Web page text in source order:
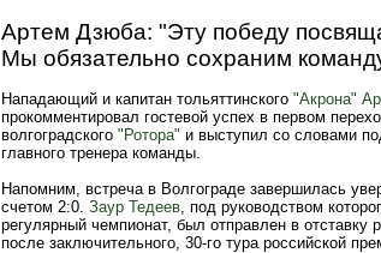
Артем Дзюба: "Эту победу
Мы обязательно сохраним
Нападающий и капитан тольяттинского "Акрона"
прокомментировал гостевой успех в первом
волгоградского "Ротора" и выступил со словами
главного тренера команды.
Напомним, встреча в Волгограде завершилась
счетом 2:0. Заур Тедеев, под руководством
регулярный чемпионат, был отправлен в отставку
после заключительного, 30-го тура российской